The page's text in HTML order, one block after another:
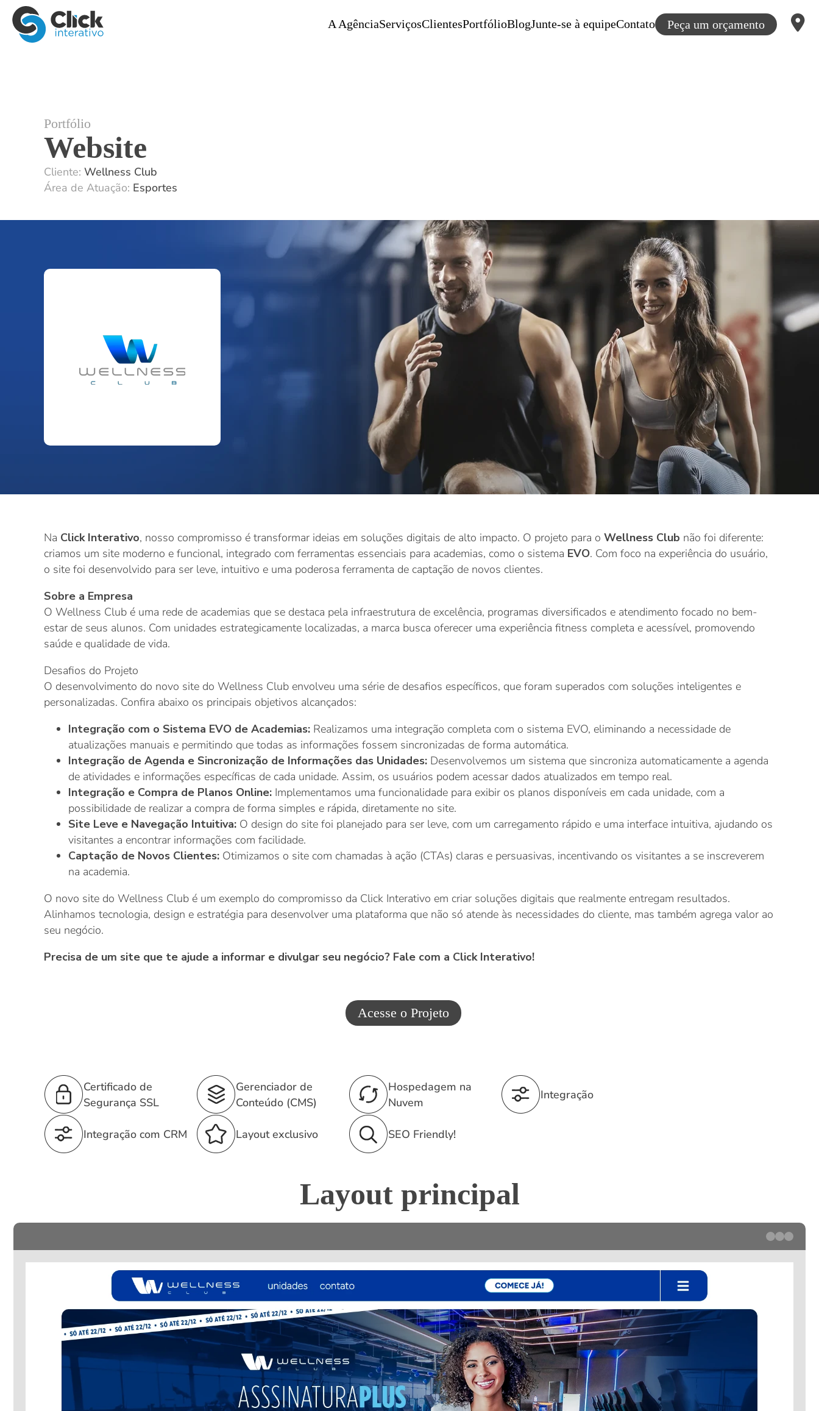
A AgênciaServiçosClientesPortfólioBlogJunte-se à equipeContato Peça um orçamento
Portfólio
Website
Cliente: Wellness Club
Área de Atuação: Esportes
Na Click Interativo, nosso compromisso é transformar ideias em soluções digitais de alto impacto. O projeto para o Wellness Club não foi diferente:
criamos um site moderno e funcional, integrado com ferramentas essenciais para academias, como o sistema EVO. Com foco na experiência do usuário,
o site foi desenvolvido para ser leve, intuitivo e uma poderosa ferramenta de captação de novos clientes.
Sobre a Empresa
O Wellness Club é uma rede de academias que se destaca pela infraestrutura de excelência, programas diversificados e atendimento focado no bem-
estar de seus alunos. Com unidades estrategicamente localizadas, a marca busca oferecer uma experiência fitness completa e acessível, promovendo
saúde e qualidade de vida.
Desafios do Projeto
O desenvolvimento do novo site do Wellness Club envolveu uma série de desafios específicos, que foram superados com soluções inteligentes e
personalizadas. Confira abaixo os principais objetivos alcançados:
Integração com o Sistema EVO de Academias: Realizamos uma integração completa com o sistema EVO, eliminando a necessidade de
atualizações manuais e permitindo que todas as informações fossem sincronizadas de forma automática.
Integração de Agenda e Sincronização de Informações das Unidades: Desenvolvemos um sistema que sincroniza automaticamente a agenda
de atividades e informações específicas de cada unidade. Assim, os usuários podem acessar dados atualizados em tempo real.
Integração e Compra de Planos Online: Implementamos uma funcionalidade para exibir os planos disponíveis em cada unidade, com a
possibilidade de realizar a compra de forma simples e rápida, diretamente no site.
Site Leve e Navegação Intuitiva: O design do site foi planejado para ser leve, com um carregamento rápido e uma interface intuitiva, ajudando os
visitantes a encontrar informações com facilidade.
Captação de Novos Clientes: Otimizamos o site com chamadas à ação (CTAs) claras e persuasivas, incentivando os visitantes a se inscreverem
na academia.
O novo site do Wellness Club é um exemplo do compromisso da Click Interativo em criar soluções digitais que realmente entregam resultados.
Alinhamos tecnologia, design e estratégia para desenvolver uma plataforma que não só atende às necessidades do cliente, mas também agrega valor ao
seu negócio.
Precisa de um site que te ajude a informar e divulgar seu negócio? Fale com a Click Interativo!
Acesse o Projeto
Certificado de
Segurança SSL
Gerenciador de
Conteúdo (CMS)
Hospedagem na
Nuvem
Integração
Integração com CRM Layout exclusivo SEO Friendly!
Layout principal